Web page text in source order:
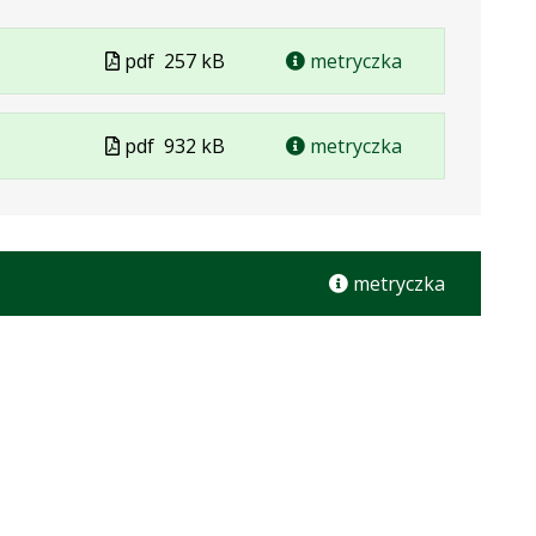
Plik
w
formacie
pdf 257 kB metryczka
Plik
w
pdf 932 kB metryczka
metryczka